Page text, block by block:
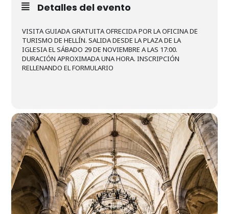
Detalles del evento
VISITA GUIADA GRATUITA OFRECIDA POR LA OFICINA DE
TURISMO DE HELLÍN. SALIDA DESDE LA PLAZA DE LA
IGLESIA EL SÁBADO 29 DE NOVIEMBRE A LAS 17:00.
DURACIÓN APROXIMADA UNA HORA. INSCRIPCIÓN
RELLENANDO EL FORMULARIO